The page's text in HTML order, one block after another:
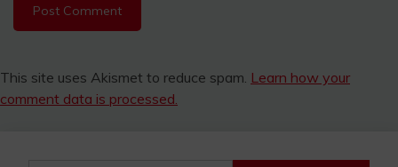
This site uses Akismet to reduce spam. Learn how your
comment data is processed.